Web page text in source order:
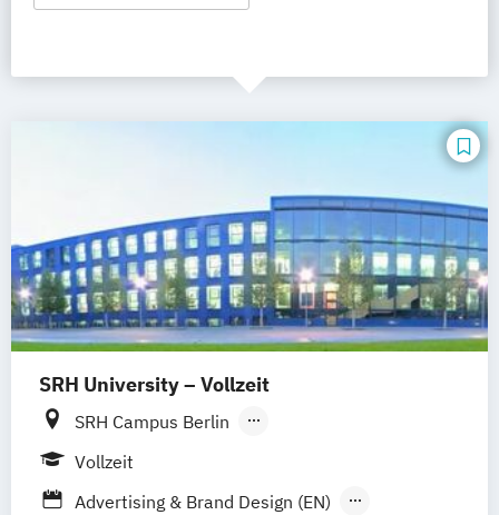
SRH University – Vollzeit
SRH Campus Berlin
SRH Campus Heidelberg
Vollzeit
Advertising & Brand Design (EN)